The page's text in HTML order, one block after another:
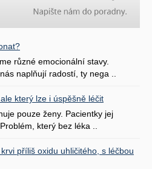
různé emocionální stavy.
naplňují radostí, ty nega ..
který lze i úspěšně léčit
pouze ženy. Pacientky jej
který bez léka ..
příliš oxidu uhličitého, s léčbou